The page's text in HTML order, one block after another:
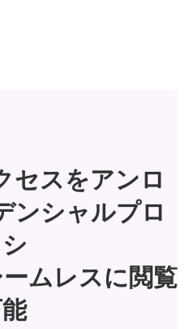
セスをアンロ
ンシャルプロ
ムレスに閲覧